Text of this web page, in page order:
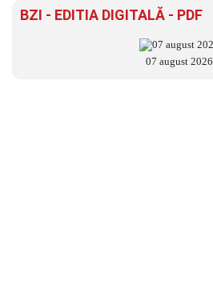
BZI - EDITIA DIGITALĂ - PDF
07 august 2026